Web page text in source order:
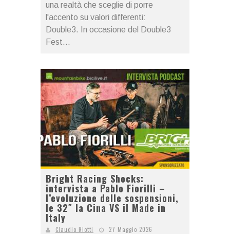
una realtà che sceglie di porre
l'accento su valori differenti:
Double3. In occasione del Double3
Fest...
Bright Racing Shocks:
intervista a Pablo Fiorilli –
l’evoluzione delle sospensioni,
le 32″ la Cina VS il Made in
Italy
Claudio Riotti
27 Maggio 2026